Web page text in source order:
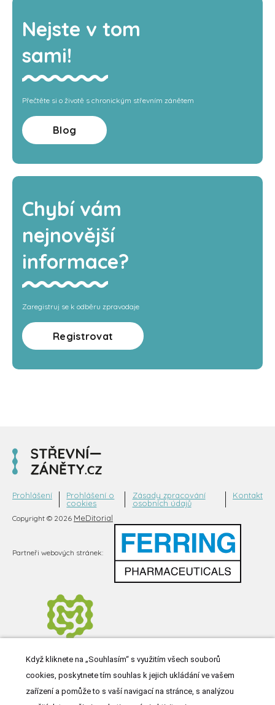
Nejste v tom
sami!
Přečtěte si o životě s chronickým střevním zánětem
Blog
Chybí vám
nejnovější
informace?
Zaregistruj se k odběru zpravodaje
Registrovat
Copyright © 2026 MeDitorial
Prohlášení
Prohlášení o
cookies
Zásady zpracování
osobních údajů
Kontakt
Partneři webových stránek:
Když kliknete na „Souhlasím“ s využitím všech souborů
cookies, poskytnete tím souhlas k jejich ukládání ve vašem
zařízení a pomůže to s vaší navigací na stránce, s analýzou